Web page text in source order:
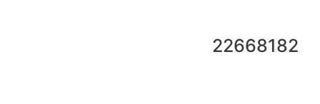
22668182